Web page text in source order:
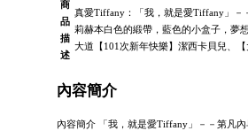
商
品
描
述
真愛Tiffany：「我，就是愛Tiffany」－
莉赫本白色的緞帶，藍色的小盒子，夢
大道【101次新年快樂】潔西卡貝兒、
內容簡介
內容簡介 「我，就是愛Tiffany」－－第凡